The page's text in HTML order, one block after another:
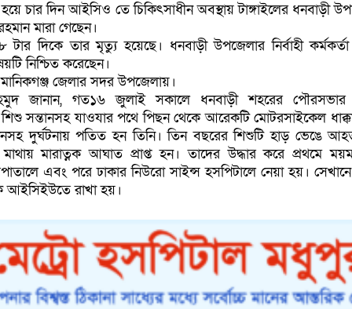
চার দিন আইসিও তে চিকিৎসাধীন অবস্থায় টাঙ্গাইলের ধনবাড়ী
মারা গেছেন।
দিকে তার মৃত্যু হয়েছে। ধনবাড়ী উপজেলার নির্বাহী কর্মকর্তা
নিশ্চিত করেছেন।
জেলার সদর উপজেলায়।
জানান, গত১৬ জুলাই সকালে ধনবাড়ী শহরের
সন্তানসহ যাওযার পথে পিছন থেকে আরেকটি মোটরসাইকেল
দুর্ঘটনায় পতিত হন তিনি। তিন বছরের শিশুটি হাড় ভেঙে
মারাত্নক আঘাত প্রাপ্ত হন। তাদের উদ্ধার করে প্রথমে
এবং পরে ঢাকার নিউরো সাইন্স হসপিটালে নেয়া হয়। সেখানে
আইসিইউতে রাখা হয়।